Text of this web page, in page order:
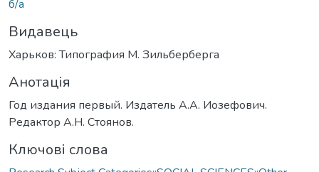
б/а
Видавець
Харьков: Типография М. Зильберберга
Анотація
Год издания первый. Издатель А.А. Иозефович.
Редактор А.Н. Стоянов.
Ключові слова